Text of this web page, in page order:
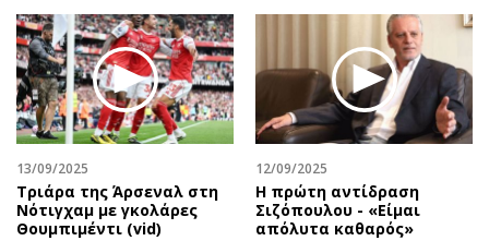
13/09/2025
Τριάρα της Άρσεναλ στη
Νότιγχαμ με γκολάρες
Θουμπιμέντι (vid)
12/09/2025
Η πρώτη αντίδραση
Σιζόπουλoυ - «Είμαι
απόλυτα καθαρός»